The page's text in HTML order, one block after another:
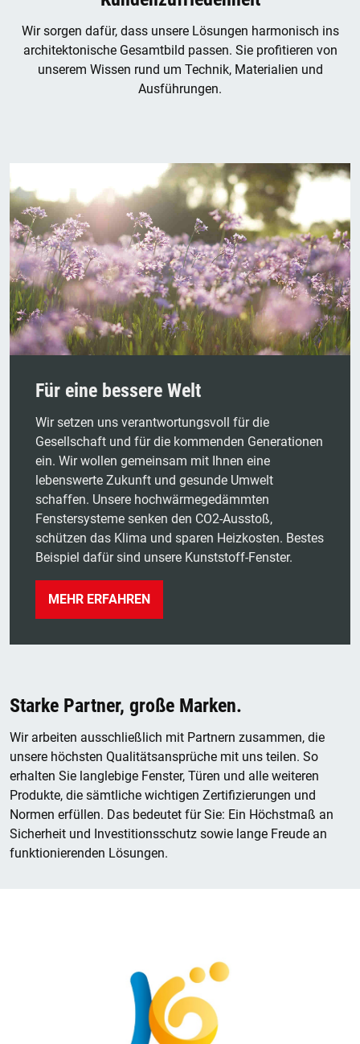
Wir sorgen dafür, dass unsere Lösungen harmonisch ins
architektonische Gesamtbild passen. Sie profitieren von
unserem Wissen rund um Technik, Materialien und
Ausführungen.
Für eine bessere Welt
Wir setzen uns verantwortungsvoll für die
Gesellschaft und für die kommenden Generationen
ein. Wir wollen gemeinsam mit Ihnen eine
lebenswerte Zukunft und gesunde Umwelt
schaffen. Unsere hochwärmegedämmten
Fenstersysteme senken den CO2-Ausstoß,
schützen das Klima und sparen Heizkosten. Bestes
Beispiel dafür sind unsere Kunststoff-Fenster.
MEHR ERFAHREN
Starke Partner, große Marken.
Wir arbeiten ausschließlich mit Partnern zusammen, die
unsere höchsten Qualitätsansprüche mit uns teilen. So
erhalten Sie langlebige Fenster, Türen und alle weiteren
Produkte, die sämtliche wichtigen Zertifizierungen und
Normen erfüllen. Das bedeutet für Sie: Ein Höchstmaß an
Sicherheit und Investitionsschutz sowie lange Freude an
funktionierenden Lösungen.